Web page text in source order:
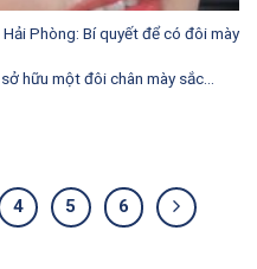
Phòng: Bí quyết để có đôi mày
hữu một đôi chân mày sắc...
4 5 6